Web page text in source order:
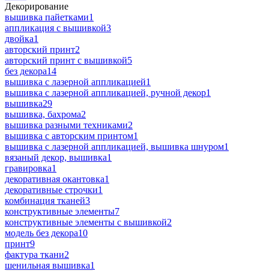
Декорирование
вышивка пайетками1
аппликация с вышивкой3
двойка1
авторский принт2
авторский принт с вышивкой5
без декора14
вышивка с лазерной аппликацией1
вышивка с лазерной аппликацией, ручной декор1
вышивка29
вышивка, бахрома2
вышивка разными техниками2
вышивка с авторским принтом1
вышивка с лазерной аппликацией, вышивка шнуром1
вязаный декор, вышивка1
гравировка1
декоративная окантовка1
декоративные строчки1
комбинация тканей3
конструктивные элементы7
конструктивные элементы с вышивкой2
модель без декора10
принт9
фактура ткани2
шенильная вышивка1